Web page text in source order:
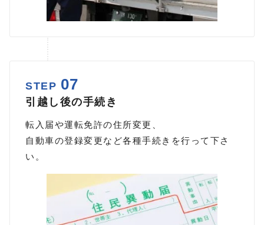
STEP 07
引越し後の手続き
転入届や運転免許の住所変更、
自動車の登録変更など各種手続きを行って下さ
い。